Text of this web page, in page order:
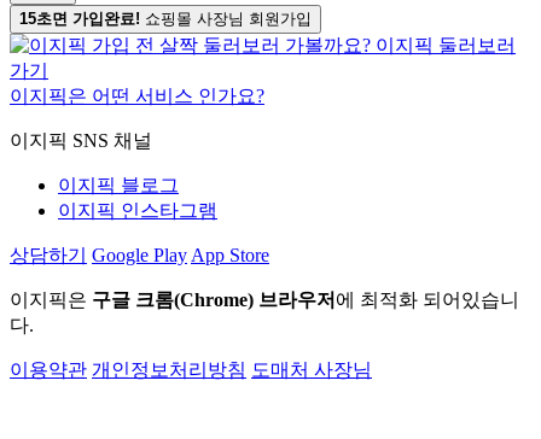
15초면 가입완료! 쇼핑몰 사장님 회원가입
이지픽은 어떤 서비스 인가요?
이지픽 SNS 채널
이지픽 블로그
이지픽 인스타그램
상담하기 Google Play App Store
이지픽은 구글 크롬(Chrome) 브라우저 에 최적화 되어있습니
다.
이용약관 개인정보처리방침 도매처 사장님